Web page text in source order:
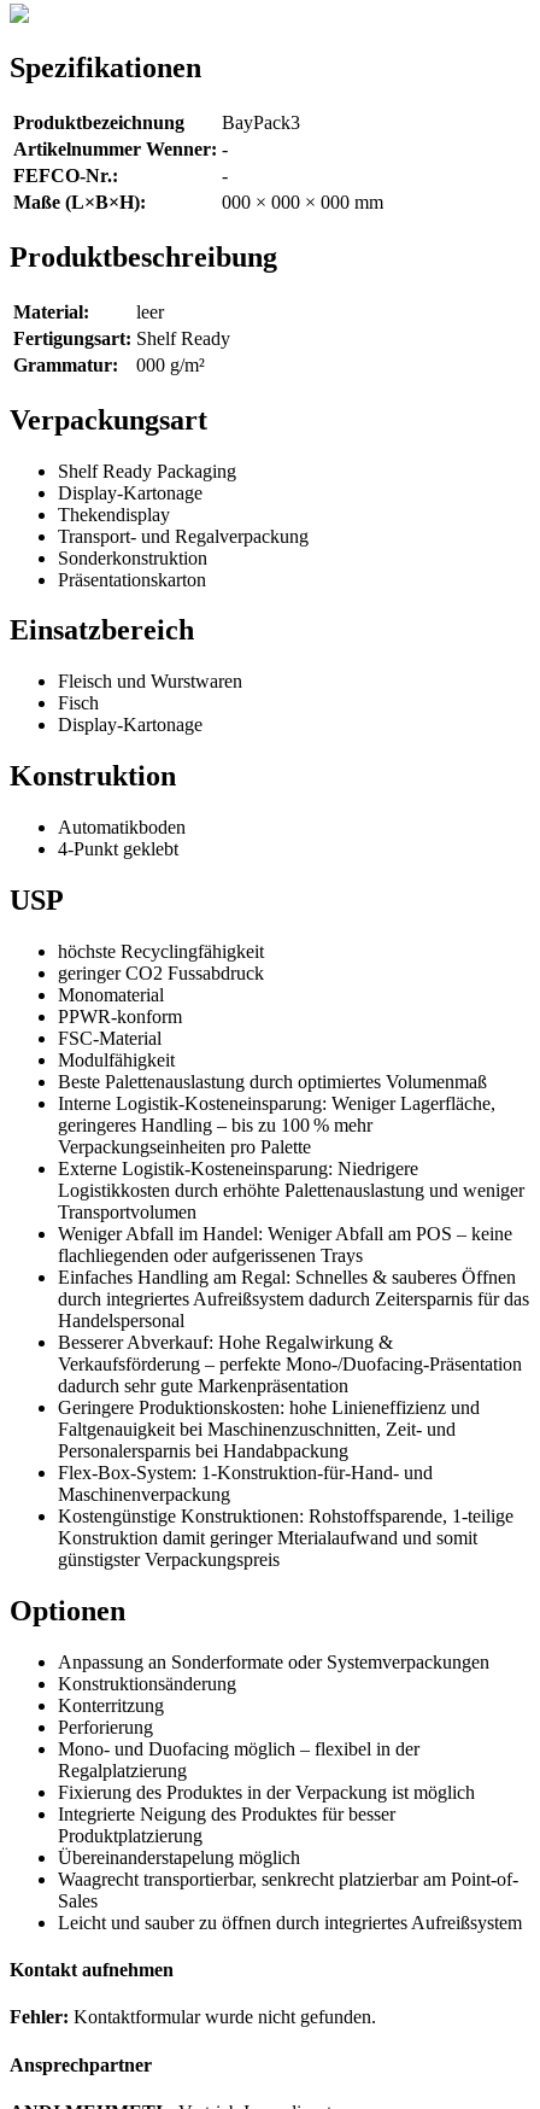
Spezifikationen
Produktbezeichnung
BayPack3
Artikelnummer Wenner: -
FEFCO-Nr.:
-
Maße (L×B×H):
000 × 000 × 000 mm
Produktbeschreibung
Material:
leer
Fertigungsart: Shelf Ready
Grammatur:
000 g/m²
Verpackungsart
Shelf Ready Packaging
Display-Kartonage
Thekendisplay
Transport- und Regalverpackung
Sonderkonstruktion
Präsentationskarton
Einsatzbereich
Fleisch und Wurstwaren
Fisch
Display-Kartonage
Konstruktion
Automatikboden
4-Punkt geklebt
USP
höchste Recyclingfähigkeit
geringer CO2 Fussabdruck
Monomaterial
PPWR-konform
FSC-Material
Modulfähigkeit
Beste Palettenauslastung durch optimiertes Volumenmaß
Interne Logistik-Kosteneinsparung: Weniger Lagerfläche,
geringeres Handling – bis zu 100 % mehr
Verpackungseinheiten pro Palette
Externe Logistik-Kosteneinsparung: Niedrigere
Logistikkosten durch erhöhte Palettenauslastung und weniger
Transportvolumen
Weniger Abfall im Handel: Weniger Abfall am POS – keine
flachliegenden oder aufgerissenen Trays
Einfaches Handling am Regal: Schnelles & sauberes Öffnen
durch integriertes Aufreißsystem dadurch Zeitersparnis für das
Handelspersonal
Besserer Abverkauf: Hohe Regalwirkung &
Verkaufsförderung – perfekte Mono-/Duofacing-Präsentation
dadurch sehr gute Markenpräsentation
Geringere Produktionskosten: hohe Linieneffizienz und
Faltgenauigkeit bei Maschinenzuschnitten, Zeit- und
Personalersparnis bei Handabpackung
Flex-Box-System: 1-Konstruktion-für-Hand- und
Maschinenverpackung
Kostengünstige Konstruktionen: Rohstoffsparende, 1-teilige
Konstruktion damit geringer Mterialaufwand und somit
günstigster Verpackungspreis
Optionen
Anpassung an Sonderformate oder Systemverpackungen
Konstruktionsänderung
Konterritzung
Perforierung
Mono- und Duofacing möglich – flexibel in der
Regalplatzierung
Fixierung des Produktes in der Verpackung ist möglich
Integrierte Neigung des Produktes für besser
Produktplatzierung
Übereinanderstapelung möglich
Waagrecht transportierbar, senkrecht platzierbar am Point-of-
Sales
Leicht und sauber zu öffnen durch integriertes Aufreißsystem
Kontakt aufnehmen
Fehler: Kontaktformular wurde nicht gefunden.
Ansprechpartner